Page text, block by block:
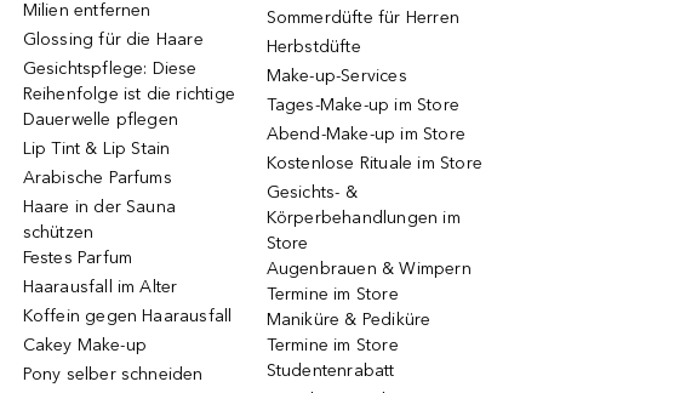
Milien entfernen
Glossing für die Haare
Gesichtspflege: Diese
Reihenfolge ist die richtige
Dauerwelle pflegen
Lip Tint & Lip Stain
Arabische Parfums
Haare in der Sauna
schützen
Festes Parfum
Haarausfall im Alter
Koffein gegen Haarausfall
Cakey Make-up
Pony selber schneiden
Sommerdüfte für Herren
Herbstdüfte
Make-up-Services
Tages-Make-up im Store
Abend-Make-up im Store
Kostenlose Rituale im Store
Gesichts- &
Körperbehandlungen im
Store
Augenbrauen & Wimpern
Termine im Store
Maniküre & Pediküre
Termine im Store
Studentenrabatt